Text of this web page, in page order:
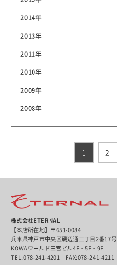
2014年
2013年
2011年
2010年
2009年
2008年
1 2
株式会社ETERNAL
【本店所在地】〒651-0084
兵庫県神戸市中央区磯辺通三丁目2番17号
KOWAワールド三宮ビル4F・5F・9F
TEL:078-241-4201 FAX:078-241-4211